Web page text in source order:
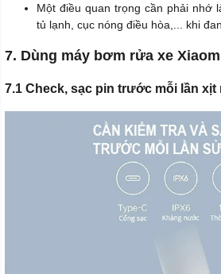
Một điều quan trọng cần phải nhớ
tủ lạnh, cục nóng điều hòa,... khi
7. Dùng máy bơm rửa xe
7.1 Check, sạc pin trước mỗi lần xịt